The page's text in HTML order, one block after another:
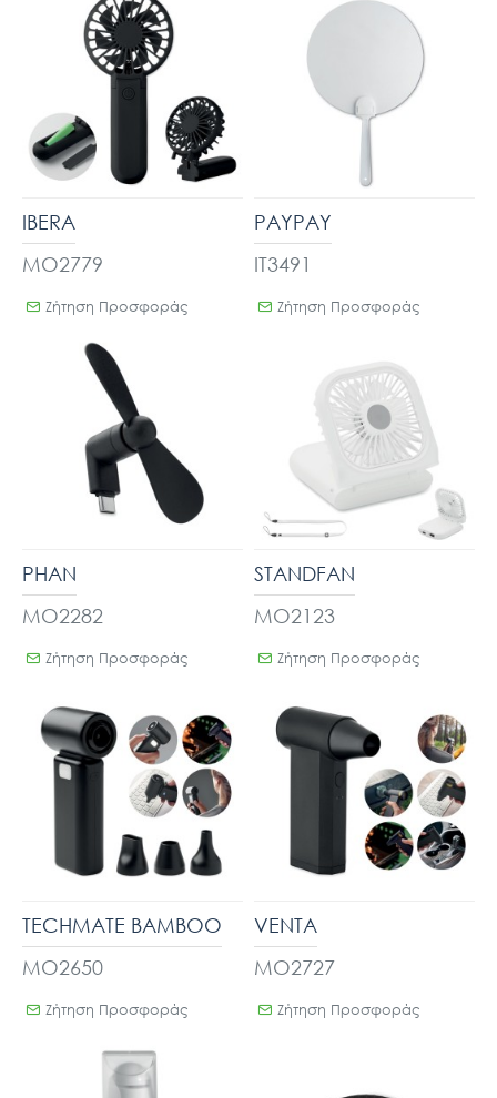
MO2779
IBERA
Ζήτηση Προσφοράς
IT3491
PAYPAY
Ζήτηση Προσφοράς
MO2282
PHAN
Ζήτηση Προσφοράς
MO2123
STANDFAN
Ζήτηση Προσφοράς
MO2650
TECHMATE BAMBOO
Ζήτηση Προσφοράς
MO2727
VENTA
Ζήτηση Προσφοράς